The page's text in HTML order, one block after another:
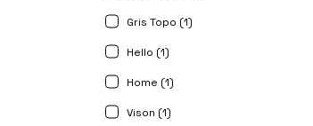
Gris Topo (1)
Hello (1)
Home (1)
Vison (1)